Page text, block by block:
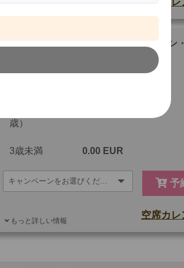
ファド・ドリンクショー「ファド・エン
歳）
3歳未満 0.00 EUR
予
もっと詳しい情報
空席カレ